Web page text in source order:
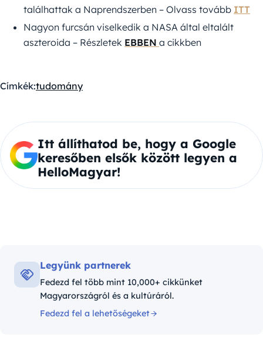
találhattak a Naprendszerben – Olvass tovább ITT
Nagyon furcsán viselkedik a NASA által eltalált
aszteroida – Részletek EBBEN a cikkben
Címkék:tudomány
Itt állíthatod be, hogy a Google
keresőben elsők között legyen a
HelloMagyar!
Legyünk partnerek
Fedezd fel több mint 10,000+ cikkünket
Magyarországról és a kultúráról.
Fedezd fel a lehetőségeket